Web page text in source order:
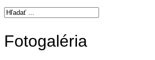
Fotogaléria